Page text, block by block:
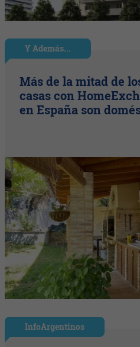
Y Además...
Más de la mitad de
casas con
en España son
InfoArgentinos